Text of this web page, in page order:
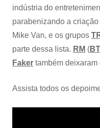
indústria do
parabenizando a
Mike Van, e os grupos
parte dessa lista. RM (
Faker também deixaram
Assista todos os